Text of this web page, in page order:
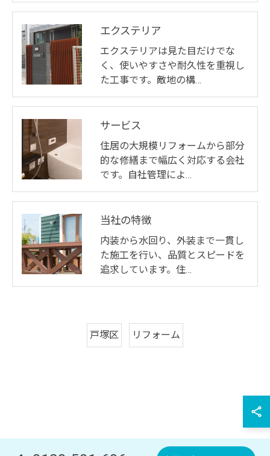
エクステリア
エクステリアは見た目だけでな
く、使いやすさや耐久性を重視し
た工事です。敵地の構…
サービス
住居の大規模リフォームから部分
的な修繕まで幅広く対応する会社
です。自社管理によ…
当社の特徴
内装から水回り、外装まで一貫し
た施工を行い、品質とスピードを
追求しています。住…
戸塚区 リフォーム